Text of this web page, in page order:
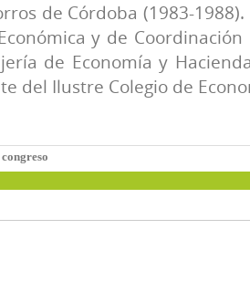
de Córdoba (1983-
y de
de Economía y
del Ilustre Colegio de